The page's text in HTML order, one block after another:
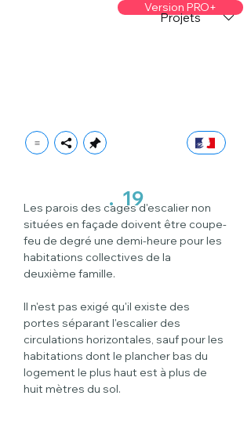
Version PRO+
Projets
. 19
Les parois des cages d'escalier non
situées en façade doivent être coupe-
feu de degré une demi-heure pour les
habitations collectives de la
deuxième famille.
Il n'est pas exigé qu'il existe des
portes séparant l'escalier des
circulations horizontales, sauf pour les
habitations dont le plancher bas du
logement le plus haut est à plus de
huit mètres du sol.